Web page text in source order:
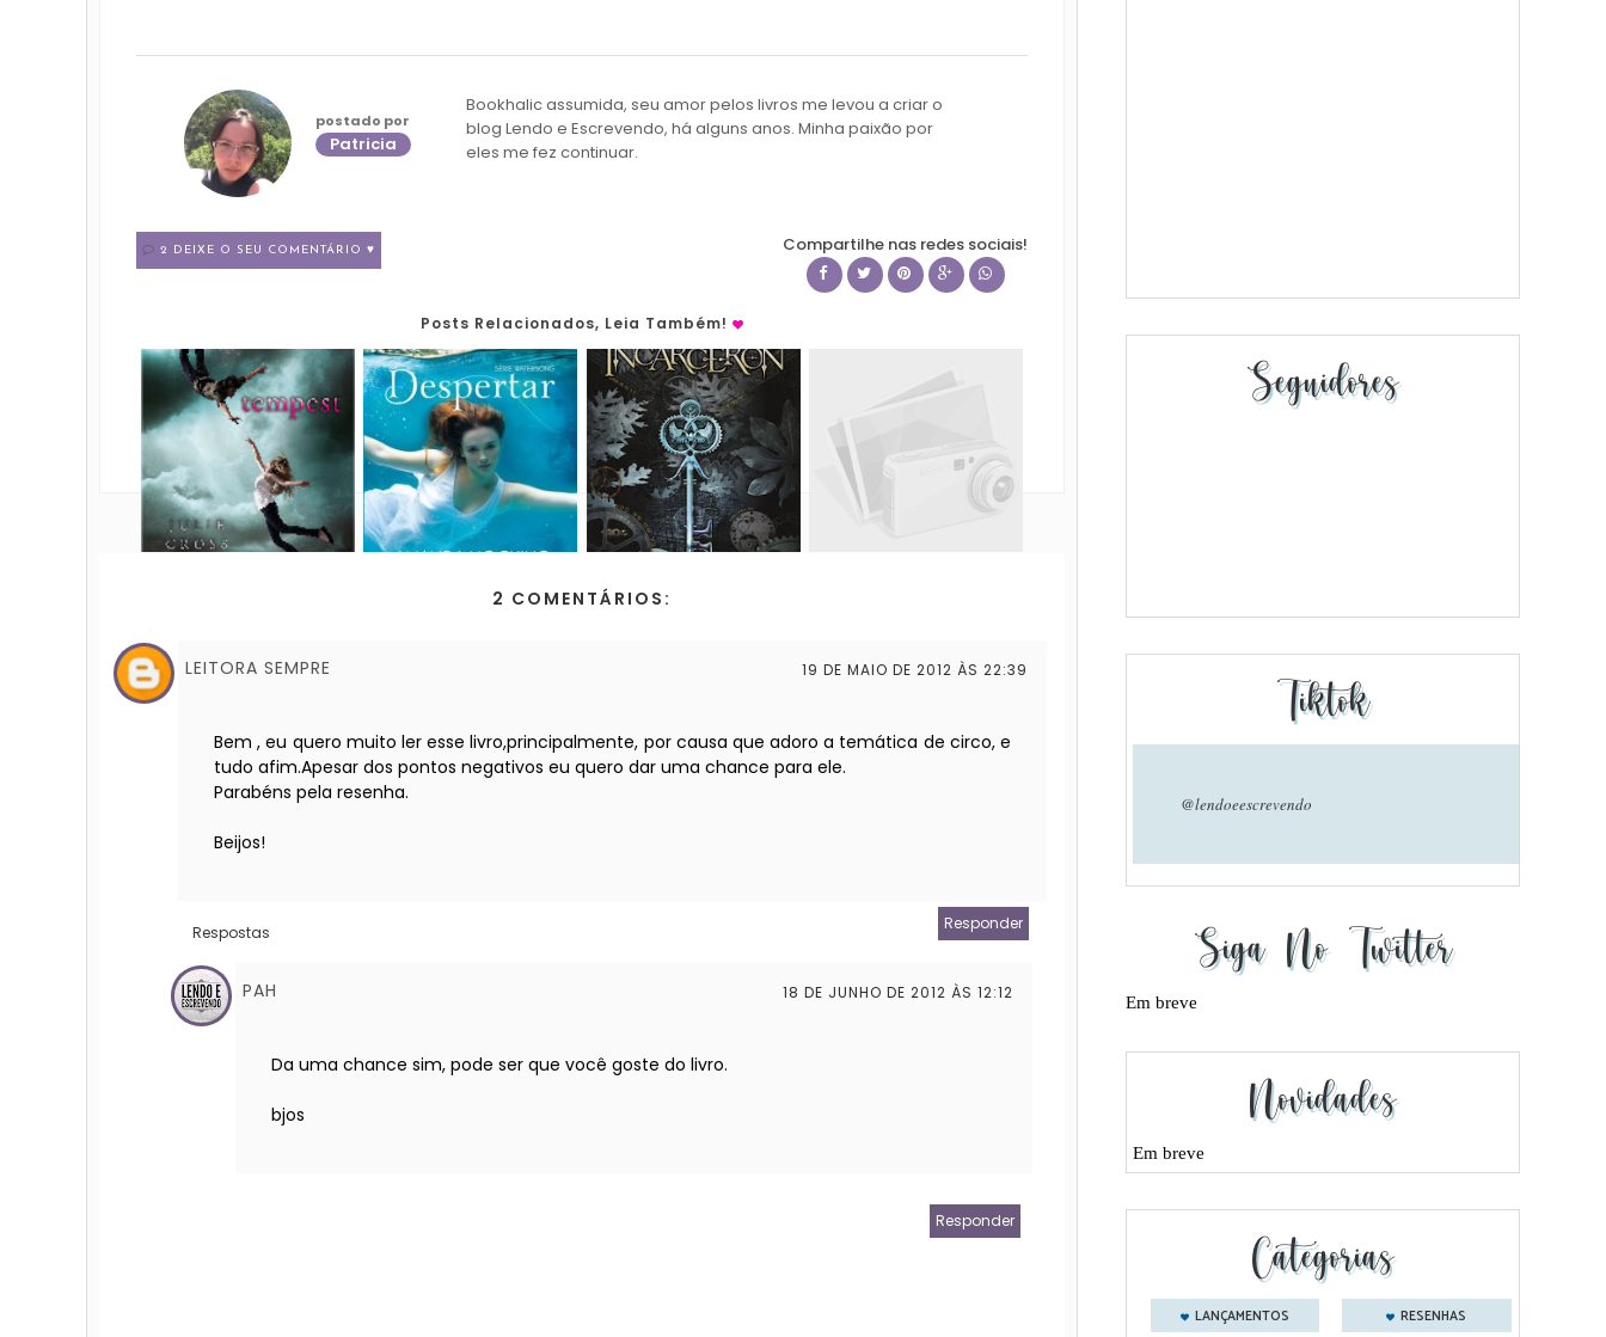
postado por
Patricia
Bookhalic assumida, seu amor pelos livros me levou a criar o
blog Lendo e Escrevendo, há alguns anos. Minha paixão por
eles me fez continuar.
2 DEIXE O SEU COMENTÁRIO ♥ Compartilhe nas redes sociais!
Posts Relacionados, Leia Também!
2 COMENTÁRIOS:
LEITORA SEMPRE 19 DE MAIO DE 2012 ÀS 22:39
Bem , eu quero muito ler esse livro,principalmente, por causa que adoro a temática de circo, e
tudo afim.Apesar dos pontos negativos eu quero dar uma chance para ele.
Parabéns pela resenha.
Beijos!
Responder
Respostas
PAH 18 DE JUNHO DE 2012 ÀS 12:12
Da uma chance sim, pode ser que você goste do livro.
bjos
Responder
Seguidores
Tiktok
@lendoeescrevendo
Siga No Twitter
Em breve
Novidades
Em breve
Categorias
LANÇAMENTOS RESENHAS